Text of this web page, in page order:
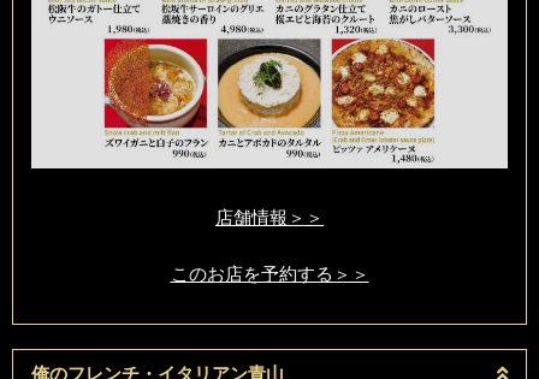
店舗情報＞＞
このお店を予約する＞＞
俺のフレンチ・イタリアン青山